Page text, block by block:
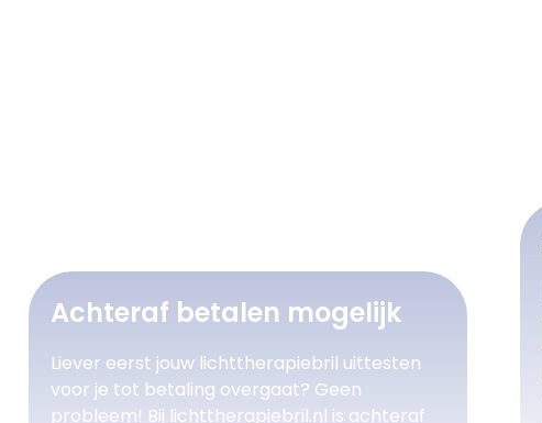
Achteraf betalen mogelijk
Liever eerst jouw lichttherapiebril uittesten
voor je tot betaling overgaat? Geen
probleem! Bij lichttherapiebril.nl is achteraf